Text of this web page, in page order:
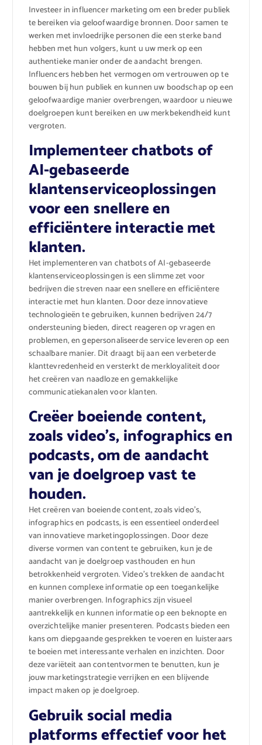
Investeer in influencer marketing om een breder publiek
te bereiken via geloofwaardige bronnen. Door samen te
werken met invloedrijke personen die een sterke band
hebben met hun volgers, kunt u uw merk op een
authentieke manier onder de aandacht brengen.
Influencers hebben het vermogen om vertrouwen op te
bouwen bij hun publiek en kunnen uw boodschap op een
geloofwaardige manier overbrengen, waardoor u nieuwe
doelgroepen kunt bereiken en uw merkbekendheid kunt
vergroten.
Implementeer chatbots of
AI-gebaseerde
klantenserviceoplossingen
voor een snellere en
efficiëntere interactie met
klanten.
Het implementeren van chatbots of AI-gebaseerde
klantenserviceoplossingen is een slimme zet voor
bedrijven die streven naar een snellere en efficiëntere
interactie met hun klanten. Door deze innovatieve
technologieën te gebruiken, kunnen bedrijven 24/7
ondersteuning bieden, direct reageren op vragen en
problemen, en gepersonaliseerde service leveren op een
schaalbare manier. Dit draagt bij aan een verbeterde
klanttevredenheid en versterkt de merkloyaliteit door
het creëren van naadloze en gemakkelijke
communicatiekanalen voor klanten.
Creëer boeiende content,
zoals video’s, infographics en
podcasts, om de aandacht
van je doelgroep vast te
houden.
Het creëren van boeiende content, zoals video’s,
infographics en podcasts, is een essentieel onderdeel
van innovatieve marketingoplossingen. Door deze
diverse vormen van content te gebruiken, kun je de
aandacht van je doelgroep vasthouden en hun
betrokkenheid vergroten. Video’s trekken de aandacht
en kunnen complexe informatie op een toegankelijke
manier overbrengen. Infographics zijn visueel
aantrekkelijk en kunnen informatie op een beknopte en
overzichtelijke manier presenteren. Podcasts bieden een
kans om diepgaande gesprekken te voeren en luisteraars
te boeien met interessante verhalen en inzichten. Door
deze variëteit aan contentvormen te benutten, kun je
jouw marketingstrategie verrijken en een blijvende
impact maken op je doelgroep.
Gebruik social media
platforms effectief voor het